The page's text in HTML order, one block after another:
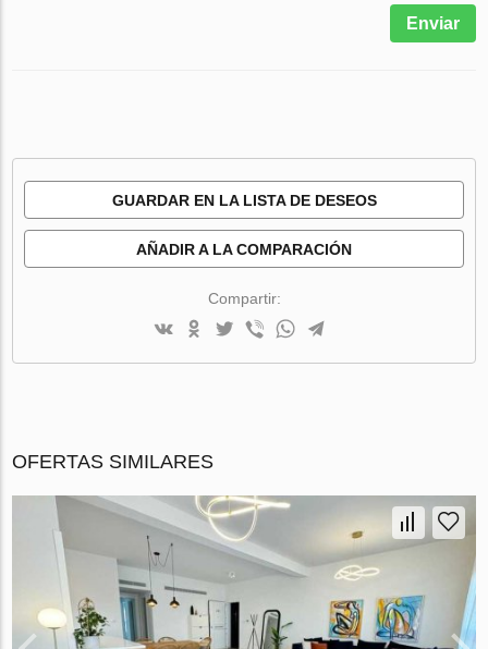
Enviar
GUARDAR EN LA LISTA DE DESEOS
AÑADIR A LA COMPARACIÓN
Compartir:
OFERTAS SIMILARES